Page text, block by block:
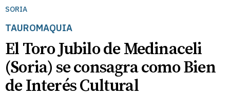
SORIA
TAUROMAQUIA
El Toro Jubilo de Medinaceli
(Soria) se consagra como Bien
de Interés Cultural